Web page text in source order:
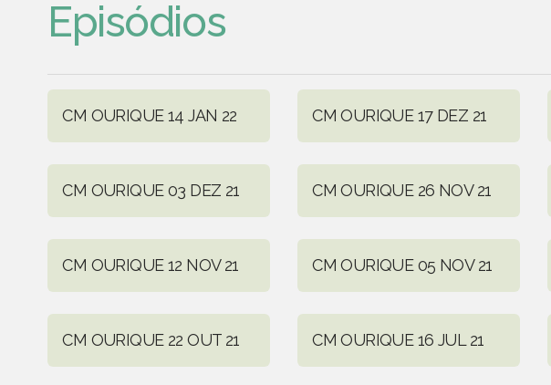
Episódios
CM OURIQUE 14 JAN 22 CM OURIQUE 17 DEZ 21
CM OURIQUE 03 DEZ 21 CM OURIQUE 26 NOV 21
CM OURIQUE 12 NOV 21 CM OURIQUE 05 NOV 21
CM OURIQUE 22 OUT 21 CM OURIQUE 16 JUL 21